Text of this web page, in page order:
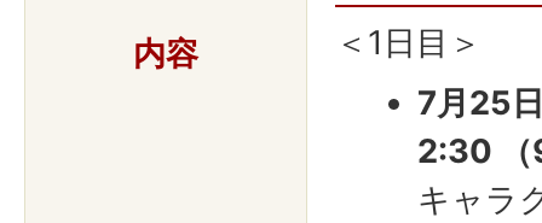
内容
＜1日目＞
7月25
2:30
キャラ